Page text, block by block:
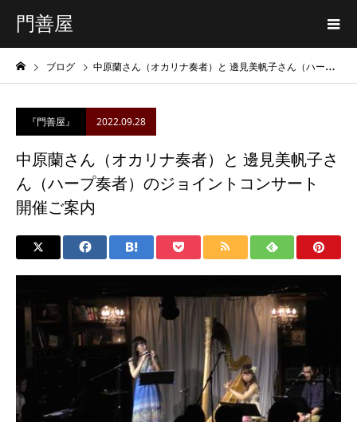
門善屋
ブログ 中原蘭さん（オカリナ奏者）と 邊見美帆子さん（ハープ奏者）のジョイントコンサート 開催ご案内
『門善屋』 2022.09.28
中原蘭さん（オカリナ奏者）と 邊見美帆子さ
ん（ハープ奏者）のジョイントコンサート
開催ご案内